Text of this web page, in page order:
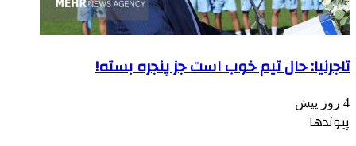
تاجرنیا: حال تیم خوب است جز پنجره بسته!
4 روز پیش
پیوندها